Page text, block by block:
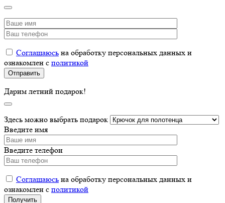
Соглашаюсь на обработку персональных данных и
ознакомлен с политикой
Дарим летний подарок!
Здесь можно выбрать подарок
Введите имя
Введите телефон
Соглашаюсь на обработку персональных данных и
ознакомлен с политикой